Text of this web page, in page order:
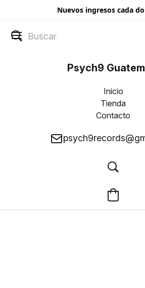
Nuevos ingresos cada
Psych9
Inicio
Tienda
Contacto